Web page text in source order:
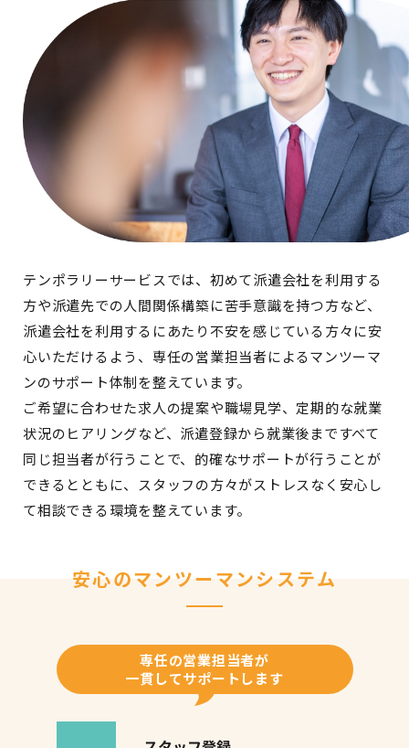
テンポラリーサービスでは、初めて派遣会社を利用する
方や派遣先での人間関係構築に苦手意識を持つ方など、
派遣会社を利用するにあたり不安を感じている方々に安
心いただけるよう、専任の営業担当者によるマンツーマ
ンのサポート体制を整えています。
ご希望に合わせた求人の提案や職場見学、定期的な就業
状況のヒアリングなど、派遣登録から就業後まですべて
同じ担当者が行うことで、的確なサポートが行うことが
できるとともに、スタッフの方々がストレスなく安心し
て相談できる環境を整えています。
安心のマンツーマンシステム
専任の営業担当者が
一貫してサポートします